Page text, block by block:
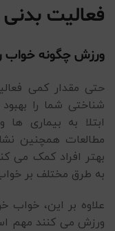
فعالیت
ورزش چگونه خواب
حتی مقدار کمی
شناختی شما را
ابتلا به بیماری
مطالعات همچنین
بهتر افراد کمک می
به طرق مختلف بر
علاوه بر این، خواب
ورزش می کنند مهم